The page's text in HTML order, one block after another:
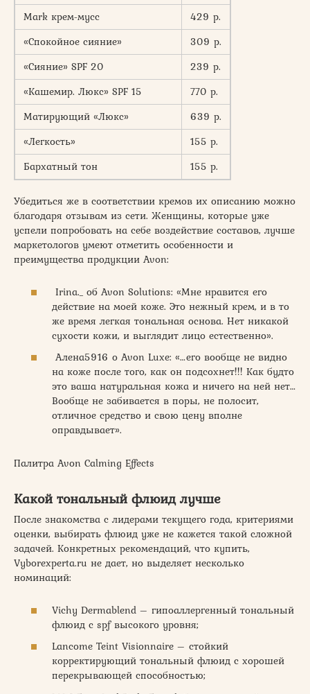
Mark крем-мусс
429 р.
«Спокойное сияние»
309 р.
«Сияние» SPF 20
239 р.
«Кашемир. Люкс» SPF 15
770 р.
Матирующий «Люкс»
639 р.
«Легкость»
155 р.
Бархатный тон
155 р.
Убедиться же в соответствии кремов их описанию можно
благодаря отзывам из сети. Женщины, которые уже
успели попробовать на себе воздействие составов, лучше
маркетологов умеют отметить особенности и
преимущества продукции Avon:
Irina._ об Avon Solutions: «Мне нравится его
действие на моей коже. Это нежный крем, и в то
же время легкая тональная основа. Нет никакой
сухости кожи, и выглядит лицо естественно».
Алена5916 о Avon Luxe: «…его вообще не видно
на коже после того, как он подсохнет!!! Как будто
это ваша натуральная кожа и ничего на ней нет…
Вообще не забивается в поры, не полосит,
отличное средство и свою цену вполне
оправдывает».
Палитра Avon Calming Effects
Какой тональный флюид лучше
После знакомства с лидерами текущего года, критериями
оценки, выбирать флюид уже не кажется такой сложной
задачей. Конкретных рекомендаций, что купить,
Vyborexperta.ru не дает, но выделяет несколько
номинаций:
Vichy Dermablend – гипоаллергенный тональный
флюид с spf высокого уровня;
Lancome Teint Visionnaire – стойкий
корректирующий тональный флюид с хорошей
перекрывающей способностью;